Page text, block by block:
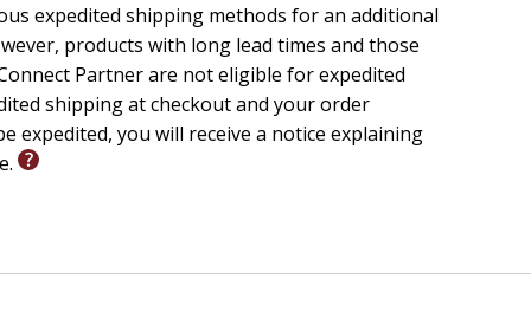
of humility and putting others first.
his friend's toy.
or classroom reading.
like Jesus.
and courageous."
in the Spanish-speaking world, with over 25
expedited shipping methods for an additional
products with long lead times and those
Partner are not eligible for expedited
shipping at checkout and your order
expedited, you will receive a notice explaining